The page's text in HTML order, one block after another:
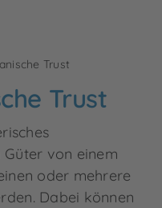
Kontakt
Trust
Trust
Güter von einem
oder mehrere
Dabei können